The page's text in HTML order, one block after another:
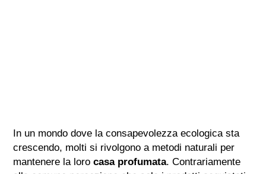
In un mondo dove la consapevolezza ecologica sta
crescendo, molti si rivolgono a metodi naturali per
mantenere la lorocasa profumata. Contrariamente